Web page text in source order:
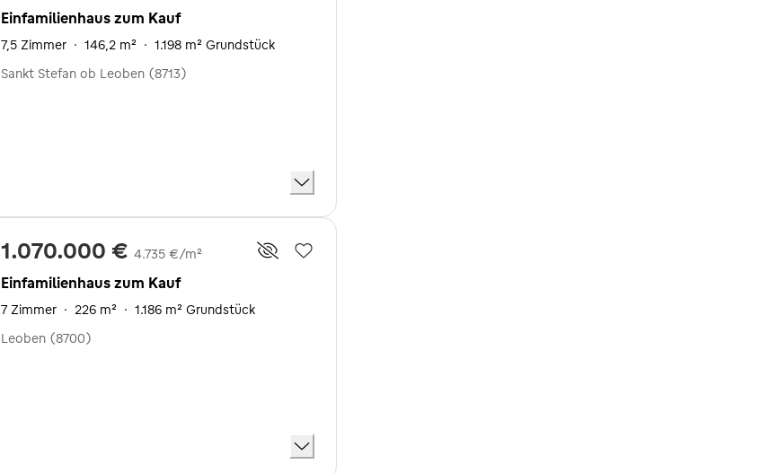
Einfamilienhaus zum Kauf
7,5 Zimmer · 146,2 m² · 1.198 m² Grundstück
Sankt Stefan ob Leoben (8713)
1.070.000 € 4.735 €/m²
Einfamilienhaus zum Kauf
7 Zimmer · 226 m² · 1.186 m² Grundstück
Leoben (8700)